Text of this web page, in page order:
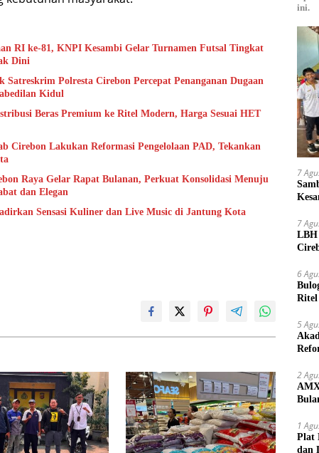
RI ke-81, KNPI Kesambi Gelar Turnamen Futsal Tingkat
Dini
Satreskrim Polresta Cirebon Percepat Penanganan Dugaan
Kidul
Beras Premium ke Ritel Modern, Harga Sesuai HET
Cirebon Lakukan Reformasi Pengelolaan PAD, Tekankan
Raya Gelar Rapat Bulanan, Perkuat Konsolidasi Menuju
dan Elegan
Sensasi Kuliner dan Live Music di Jantung Kota
ini.
7
7
LBH
6
Ritel
5
2
1
Plat
dan